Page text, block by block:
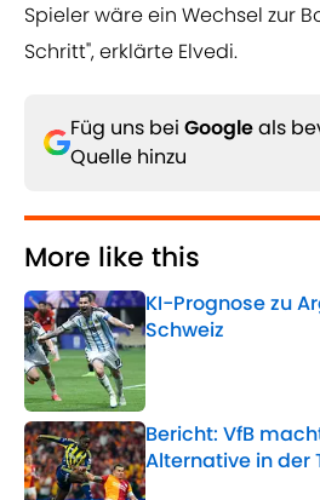
Spieler wäre ein Wechsel zur
Schritt", erklärte Elvedi.
Füg uns bei Googleals
Quelle hinzu
More like this
KI-Prognose zu
Schweiz
Published by on
Bericht: VfB
Alternative in der
Published by on